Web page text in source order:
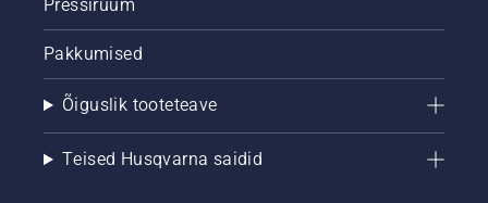
Pressiruum
Pakkumised
Õiguslik tooteteave
Teised Husqvarna saidid